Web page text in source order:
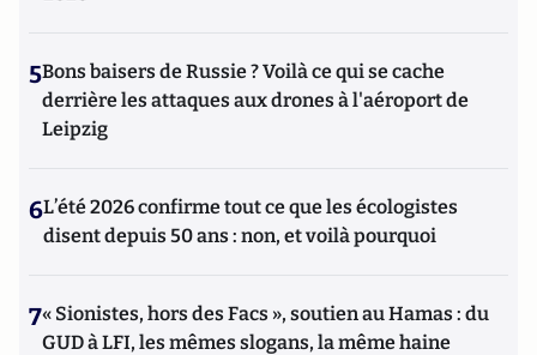
5Bons baisers de Russie ? Voilà ce qui se cache
derrière les attaques aux drones à l'aéroport de
Leipzig
6L’été 2026 confirme tout ce que les écologistes
disent depuis 50 ans : non, et voilà pourquoi
7« Sionistes, hors des Facs », soutien au Hamas : du
GUD à LFI, les mêmes slogans, la même haine